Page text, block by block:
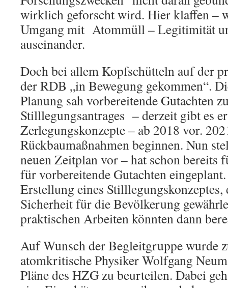
wirklich geforscht wird. Hier klaffen –
Umgang mit Atommüll – Legitimität
auseinander.
Doch bei allem Kopfschütteln auf der
der RDB „in Bewegung gekommen“.
Planung sah vorbereitende Gutachten
Stilllegungsantrages – derzeit gibt es
Zerlegungskonzepte – ab 2018 vor.
Rückbaumaßnahmen beginnen. Nun
neuen Zeitplan vor – hat schon bereits
für vorbereitende Gutachten
Erstellung eines Stilllegungskonzeptes,
Sicherheit für die Bevölkerung
praktischen Arbeiten könnten dann
Auf Wunsch der Begleitgruppe wurde
atomkritische Physiker Wolfgang
Pläne des HZG zu beurteilen. Dabei